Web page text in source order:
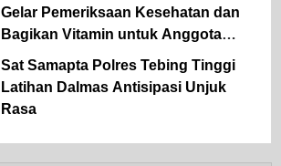
Gelar Pemeriksaan Kesehatan dan
Bagikan Vitamin untuk Anggota
Polsek Semidang Aji
Sat Samapta Polres Tebing Tinggi
Latihan Dalmas Antisipasi Unjuk
Rasa